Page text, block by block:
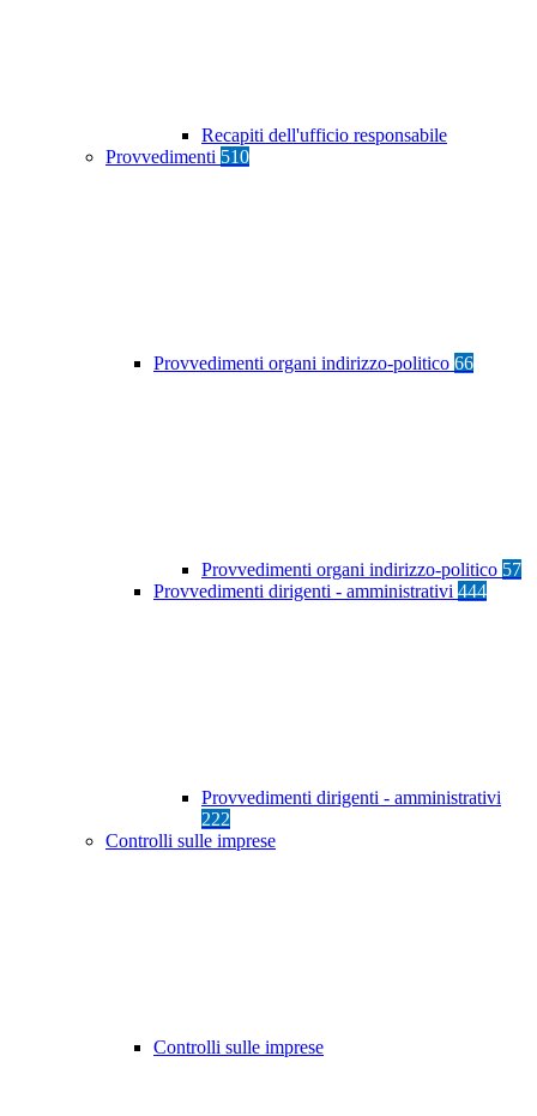
Recapiti dell'ufficio responsabile
Provvedimenti 510
Provvedimenti organi indirizzo-politico 66
Provvedimenti organi indirizzo-politico 57
Provvedimenti dirigenti - amministrativi 444
Provvedimenti dirigenti - amministrativi
222
Controlli sulle imprese
Controlli sulle imprese